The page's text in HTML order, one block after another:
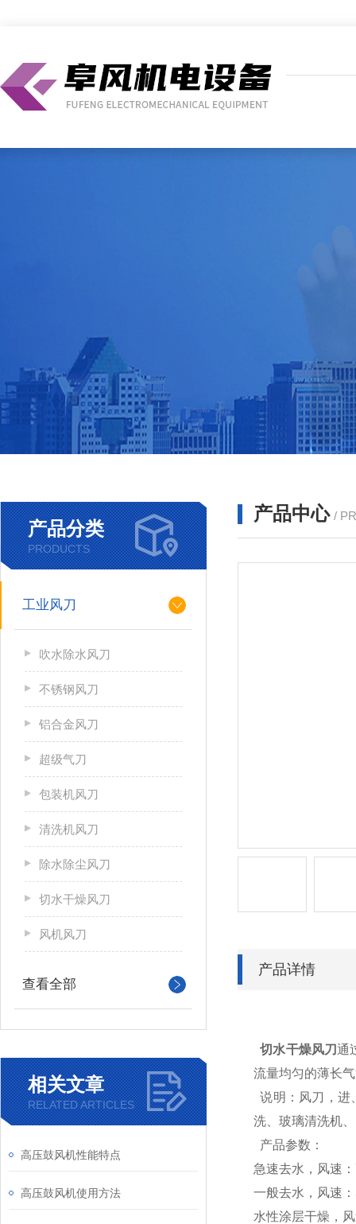
产品分类
PRODUCTS
工业风刀
吹水除水风刀
不锈钢风刀
铝合金风刀
超级气刀
包装机风刀
清洗机风刀
除水除尘风刀
切水干燥风刀
风机风刀
查看全部
相关文章
RELATED ARTICLES
高压鼓风机性能特点
高压鼓风机使用方法
产品中心 /
产品详情
切水干燥风刀通
流量均匀的薄长
说明：风刀，进
洗、玻璃清洗机
产品参数：
急速去水，风速
一般去水，风速
水性涂层干燥，